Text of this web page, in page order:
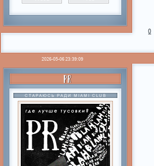
0
2026-05-06 23:39:09
PR
СТАРАЮСЬ РАДИ MIAMI CLUB